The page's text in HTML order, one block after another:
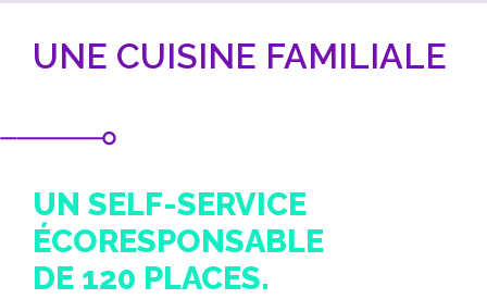
UNE CUISINE FAMILIALE
UN SELF-SERVICE
ÉCORESPONSABLE
DE 120 PLACES.